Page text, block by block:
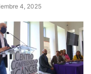
4, 2025